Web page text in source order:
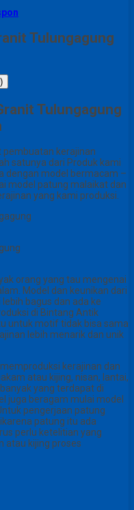
Tulungagung
Tulungagung
pembuatan kerajinan
satunya dari Produk kami
dengan model bermacam –
model patung malaikat dan
yang kami produksi.
orang yang tau mengenai
Model dan keunikan dari
bagus dan ada ke
di Bintang Antik
untuk motif tidak bisa sama
lebih menarik dan unik
kerajinan dan
atau kijing, nisan, lantai,
yang terdapat di
juga beragam mulai model
pengerjaan patung
patung itu ada
perlu ketelitian yang
atau kijing proses